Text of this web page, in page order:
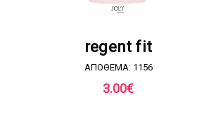
regent fit
ΑΠΟΘΕΜΑ: 1156
3.00€